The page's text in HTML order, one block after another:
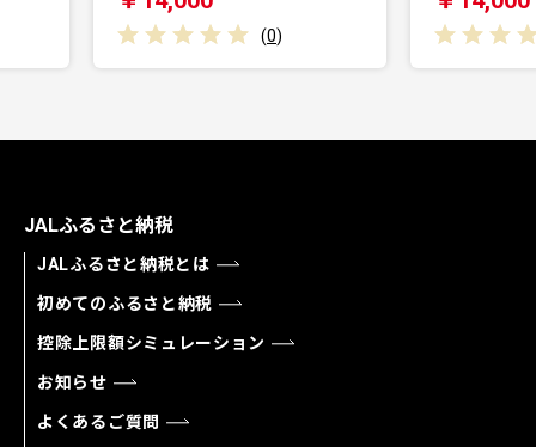
JALふるさと納税
JALふるさと納税とは
初めてのふるさと納税
控除上限額シミュレーション
お知らせ
よくあるご質問